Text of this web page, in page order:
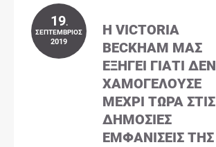
19.
ΣΕΠΤΈΜΒΡΙΟΣ
2019
Η VICTORIA
BECKHAM ΜΑΣ
ΕΞΗΓΕΊ ΓΙΑΤΊ ΔΕΝ
ΧΑΜΟΓΕΛΟΎΣΕ
ΜΈΧΡΙ ΤΏΡΑ ΣΤΙΣ
ΔΗΜΌΣΙΕΣ
ΕΜΦΑΝΊΣΕΙΣ ΤΗΣ